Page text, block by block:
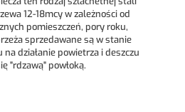
12-18mcy w zależności od
pomieszczeń, pory roku,
sprzedawane są w stanie
działanie powietrza i deszczu
"rdzawą" powłoką.